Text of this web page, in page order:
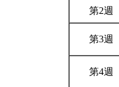
第2週
第3週
第4週